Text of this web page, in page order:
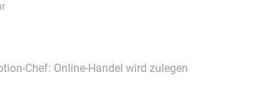
Chef: Online-Handel wird zulegen